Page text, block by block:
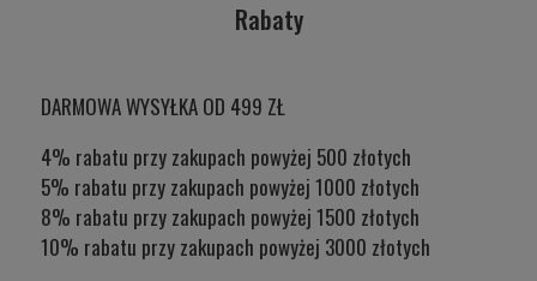
Rabaty
DARMOWA WYSYŁKA OD 499 ZŁ
4% rabatu przy zakupach powyżej 500 złotych
5% rabatu przy zakupach powyżej 1000 złotych
8% rabatu przy zakupach powyżej 1500 złotych
10% rabatu przy zakupach powyżej 3000 złotych